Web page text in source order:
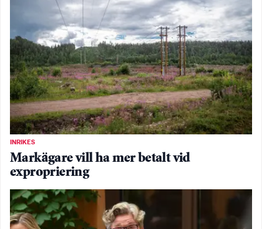
INRIKES
Markägare vill ha mer betalt vid
expropriering